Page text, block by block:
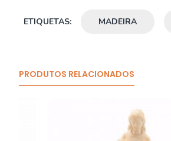
ETIQUETAS: MADEIRA
PRODUTOS RELACIONADOS